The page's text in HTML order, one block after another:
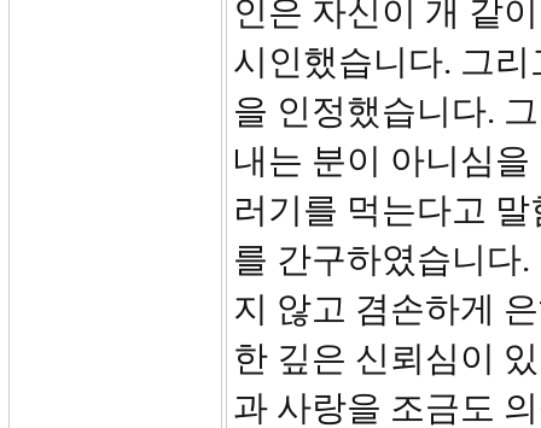
인은 자신이 개 같
시인했습니다. 그
을 인정했습니다.
내는 분이 아니심
러기를 먹는다고
를 간구하였습니다
지 않고 겸손하게
한 깊은 신뢰심이
과 사랑을 조금도